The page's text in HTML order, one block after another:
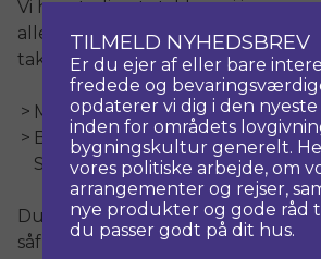
Vi har stadig et stykke vej igen og
alle bidrag – store som små – med
taknemlighed. Du kan give dit
Mobile Pay til 22 94 41 55
Bankoverførsel 3170-
Search of Identity’)
Du er også velkommen til at
såfremt du ønsker yderligere
TILMELD NYHEDSBREV
Er du ejer af eller bare
fredede og
opdaterer vi dig i den nyeste
inden for områdets
bygningskultur generelt.
vores politiske arbejde, om
arrangementer og rejser,
nye produkter og gode råd
du passer godt på dit hus.